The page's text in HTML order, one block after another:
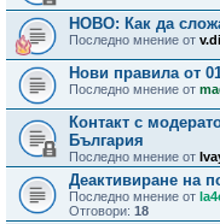
НОВО: Как да
Последно мнение от
Нови правила от
Последно мнение от
Контакт с
България
Последно мнение от
Деактивиране на
Последно мнение от
Отговори: 18